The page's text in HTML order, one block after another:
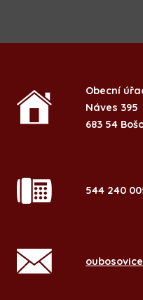
Obecní
Náves 395
683 54
544 240